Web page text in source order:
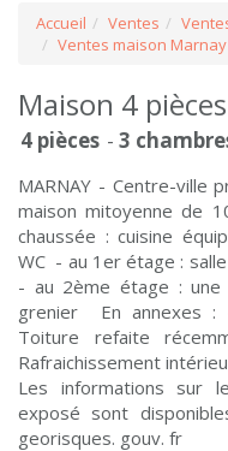
Accueil Ventes
Ventes maison Marnay
Maison 4
4 pièces 3
MARNAY - Centre-ville
maison mitoyenne de
chaussée : cuisine
WC - au 1er étage :
- au 2ème étage : une
grenier En annexes :
Toiture refaite
Rafraichissement
Les informations sur
exposé sont
georisques. gouv. fr